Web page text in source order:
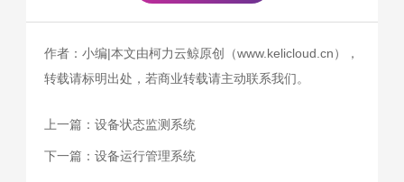
作者：小编|本文由柯力云鲸原创（www.kelicloud.cn），
转载请标明出处，若商业转载请主动联系我们。
上一篇： 设备状态监测系统
下一篇： 设备运行管理系统